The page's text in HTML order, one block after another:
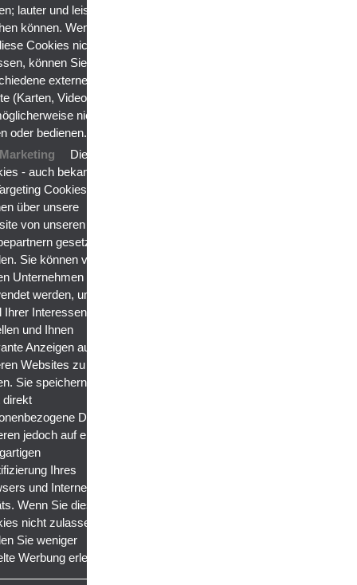
lauter und leiser
können. Wenn
Cookies nicht
können Sie
externe
(Karten, Videos,
nicht
oder bedienen.
Diese
- auch bekannt
Cookies -
über unsere
von unseren
gesetzt
Sie können von
Unternehmen
werden, um ein
Ihrer Interessen zu
und Ihnen
Anzeigen auf
Websites zu
Sie speichern
direkt
Daten,
jedoch auf einer
Ihres
und Internet-
Wenn Sie diese
nicht zulassen,
Sie weniger
Werbung erleben.